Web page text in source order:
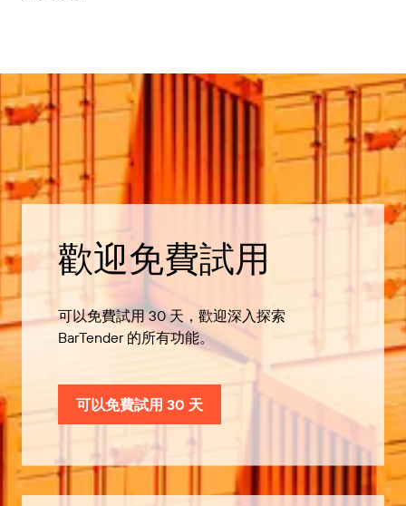
歡迎免費試用
可以免費試用 30 天，歡迎深入探索
BarTender 的所有功能。
可以免費試用 30 天